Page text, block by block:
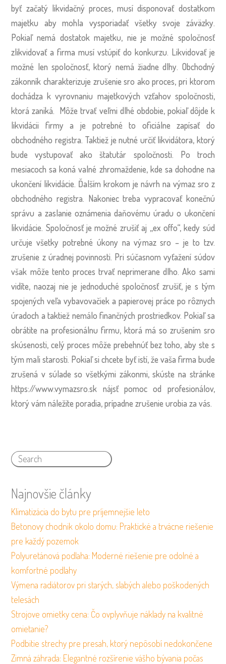
byť začatý likvidačný proces, musí disponovať dostatkom
majetku aby mohla vysporiadať všetky svoje záväzky.
Pokiaľ nemá dostatok majetku, nie je možné spoločnosť
zlikvidovať a firma musí vstúpiť do konkurzu. Likvidovať je
možné len spoločnosť, ktorý nemá žiadne dlhy. Obchodný
zákonník charakterizuje zrušenie sro ako proces, pri ktorom
dochádza k vyrovnaniu majetkových vzťahov spoločnosti,
ktorá zaniká. Môže trvať veľmi dlhé obdobie, pokiaľ dôjde k
likvidácii firmy a je potrebné to oficiálne zapísať do
obchodného registra. Taktiež je nutné určiť likvidátora, ktorý
bude vystupovať ako štatutár spoločnosti. Po troch
mesiacoch sa koná valné zhromaždenie, kde sa dohodne na
ukončení likvidácie. Ďalším krokom je návrh na výmaz sro z
obchodného registra. Nakoniec treba vypracovať konečnú
správu a zaslanie oznámenia daňovému úradu o ukončení
likvidácie. Spoločnosť je možné zrušiť aj „ex offo“, kedy súd
určuje všetky potrebné úkony na výmaz sro – je to tzv.
zrušenie z úradnej povinnosti. Pri súčasnom vyťažení súdov
však môže tento proces trvať neprimerane dlho.Ako sami
vidíte, naozaj nie je jednoduché spoločnosť zrušiť, je s tým
spojených veľa vybavovačiek a papierovej práce po rôznych
úradoch a taktiež nemálo finančných prostriedkov. Pokiaľ sa
obrátite na profesionálnu firmu, ktorá má so zrušením sro
skúsenosti, celý proces môže prebehnúť bez toho, aby ste s
tým mali starosti. Pokiaľ si chcete byť istí, že vaša firma bude
zrušená v súlade so všetkými zákonmi, skúste na stránke
https://www.vymazsro.sk nájsť pomoc od profesionálov,
ktorý vám náležite poradia, prípadne zrušenie urobia za vás.
Najnovšie články
Klimatizácia do bytu pre príjemnejšie leto
Betonovy chodnik okolo domu: Praktické a trvácne riešenie
pre každý pozemok
Polyuretánová podlaha: Moderné riešenie pre odolné a
komfortné podlahy
Výmena radiátorov pri starých, slabých alebo poškodených
telesách
Strojove omietky cena: Čo ovplyvňuje náklady na kvalitné
omietanie?
Podbitie strechy pre presah, ktorý nepôsobí nedokončene
Zimná záhrada: Elegantné rozšírenie vášho bývania počas